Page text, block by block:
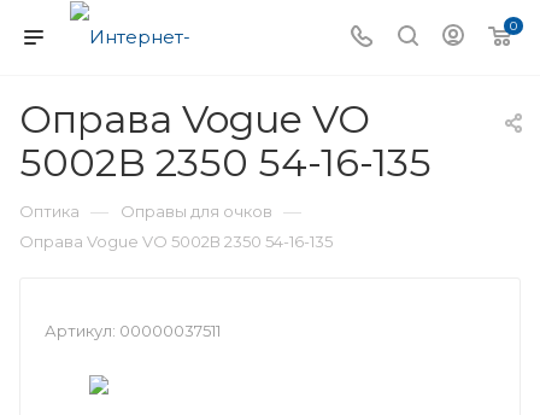
0
Оправа Vogue VO
5002В 2350 54-16-135
Оптика — Оправы для очков —
Оправа Vogue VO 5002В 2350 54-16-135
Артикул: 00000037511